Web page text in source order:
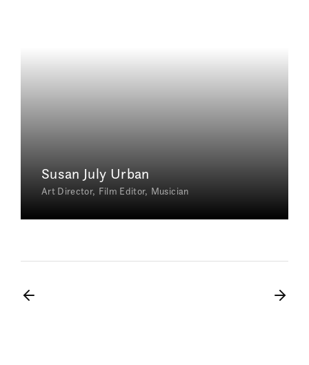
Susan July Urban
Art Director Film Editor Musician